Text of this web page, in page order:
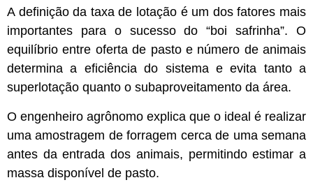
A definição da taxa de lotação é um dos fatores mais
importantes para o sucesso do “boi safrinha”. O
equilíbrio entre oferta de pasto e número de animais
determina a eficiência do sistema e evita tanto a
superlotação quanto o subaproveitamento da área.
O engenheiro agrônomo explica que o ideal é realizar
uma amostragem de forragem cerca de uma semana
antes da entrada dos animais, permitindo estimar a
massa disponível de pasto.